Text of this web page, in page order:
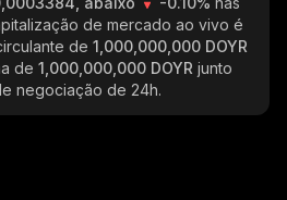
de mercado ao vivo é
de 1,000,000,000 DOYR
de 1,000,000,000 DOYR junto
negociação de 24h.